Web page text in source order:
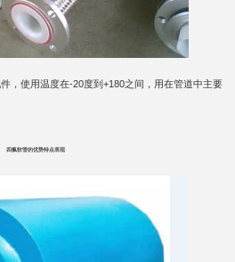
，使用温度在-20度到+180之间，用在管道中主要
四氟软管的优势特点表现